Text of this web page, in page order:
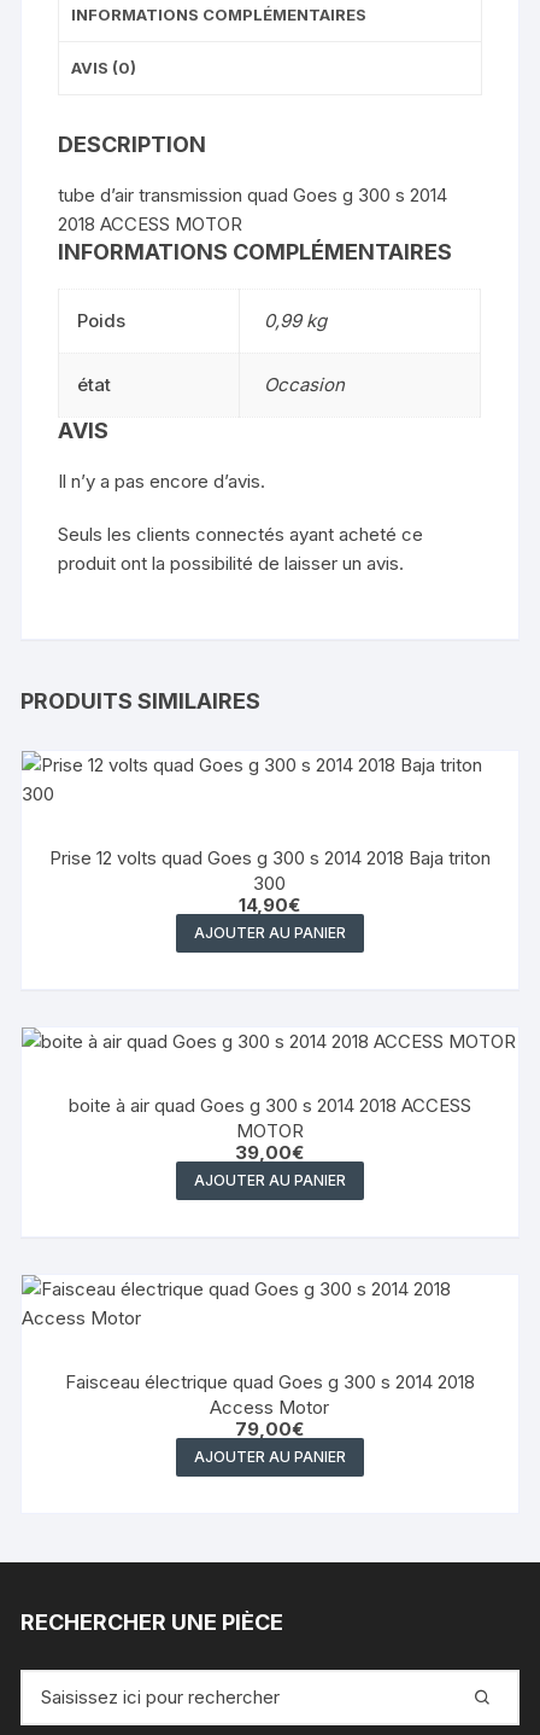
INFORMATIONS COMPLÉMENTAIRES
AVIS (0)
DESCRIPTION
tube d’air transmission quad Goes g 300 s 2014
2018 ACCESS MOTOR
INFORMATIONS COMPLÉMENTAIRES
Poids 0,99 kg
état Occasion
AVIS
Il n’y a pas encore d’avis.
Seuls les clients connectés ayant acheté ce
produit ont la possibilité de laisser un avis.
PRODUITS SIMILAIRES
Prise 12 volts quad Goes g 300 s 2014 2018 Baja triton
300
14,90€
AJOUTER AU PANIER
boite à air quad Goes g 300 s 2014 2018 ACCESS
MOTOR
39,00€
AJOUTER AU PANIER
Faisceau électrique quad Goes g 300 s 2014 2018
Access Motor
79,00€
AJOUTER AU PANIER
RECHERCHER UNE PIÈCE
pour